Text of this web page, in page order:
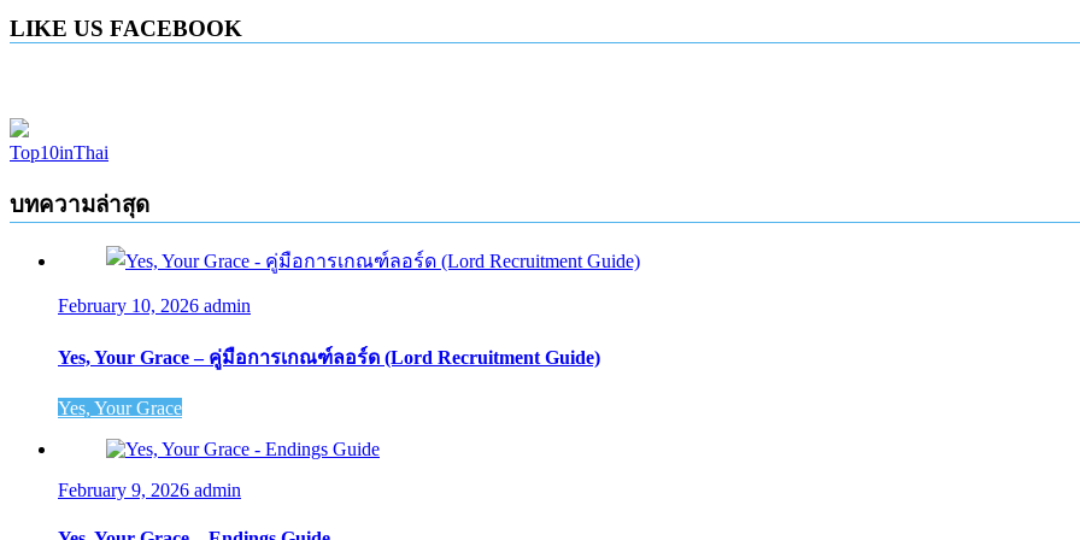
LIKE US FACEBOOK
Top10inThai
บทความล่าสุด
February 10, 2026 admin
Yes, Your Grace – คู่มือการเกณฑ์ลอร์ด (Lord Recruitment Guide)
Yes, Your Grace
February 9, 2026 admin